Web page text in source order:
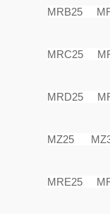
MRB25
MRD25
MRE25